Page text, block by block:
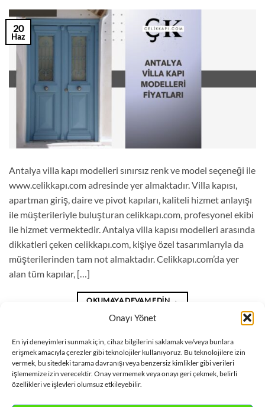
Onayı Yönet
En iyi deneyimleri sunmak için, cihaz bilgilerini saklamak ve/veya bunlara
erişmek amacıyla çerezler gibi teknolojiler kullanıyoruz. Bu teknolojilere izin
vermek, bu sitedeki tarama davranışı veya benzersiz kimlikler gibi verileri
işlememize izin verecektir. Onay vermemek veya onayı geri çekmek, belirli
özellikleri ve işlevleri olumsuz etkileyebilir.
20
Haz
Antalya villa kapı modelleri sınırsız renk ve model seçeneği ile
www.celikkapı.com adresinde yer almaktadır. Villa kapısı,
apartman giriş, daire ve pivot kapıları, kaliteli hizmet anlayışı
ile müşterileriyle buluşturan celikkapı.com, profesyonel ekibi
ile hizmet vermektedir. Antalya villa kapısı modelleri arasında
dikkatleri çeken celikkapı.com, kişiye özel tasarımlarıyla da
müşterilerinden tam not almaktadır. Celikkapı.com’da yer
alan tüm kapılar, […]
OKUMAYA DEVAM EDIN →
Blogiçinde yayınlandı| Antalya villa kapı modelleri,Villa kapı fiyatları
Antalya,Villa kapı modelleri Antalya,Villa kapısı Antalyaetiketlendi
Bir yorum bırak